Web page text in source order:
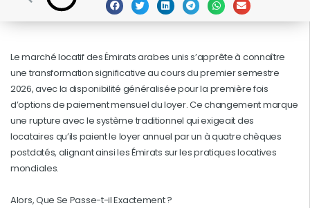
Le marché locatif des Émirats arabes unis s’apprête à connaître
une transformation significative au cours du premier semestre
2026, avec la disponibilité généralisée pour la première fois
d’options de paiement mensuel du loyer. Ce changement marque
une rupture avec le système traditionnel qui exigeait des
locataires qu’ils paient le loyer annuel par un à quatre chèques
postdatés, alignant ainsi les Émirats sur les pratiques locatives
mondiales.
Alors, Que Se Passe-t-il Exactement ?